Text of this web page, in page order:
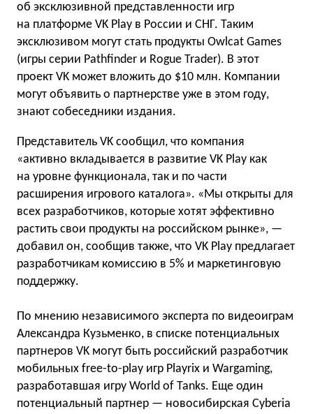
об эксклюзивной представленности игр
на платформе VK Play в России и СНГ. Таким
эксклюзивом могут стать продукты Owlcat Games
(игры серии Pathfinder и Rogue Trader). В этот
проект VK может вложить до $10 млн. Компании
могут объявить о партнерстве уже в этом году,
знают собеседники издания.
Представитель VK сообщил, что компания
«активно вкладывается в развитие VK Play как
на уровне функционала, так и по части
расширения игрового каталога». «Мы открыты для
всех разработчиков, которые хотят эффективно
растить свои продукты на российском рынке», —
добавил он, сообщив также, что VK Play предлагает
разработчикам комиссию в 5% и маркетинговую
поддержку.
По мнению независимого эксперта по видеоиграм
Александра Кузьменко, в списке потенциальных
партнеров VK могут быть российский разработчик
мобильных free-to-play игр Playrix и Wargaming,
разработавшая игру World of Tanks. Еще один
потенциальный партнер — новосибирская Cyberia